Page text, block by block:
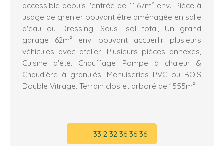
accessible depuis l'entrée de 11,67m² env., Pièce à
usage de grenier pouvant être aménagée en salle
d'eau ou Dressing. Sous- sol total, Un grand
garage 62m² env. pouvant accueillir plusieurs
véhicules avec atelier, Plusieurs pièces annexes,
Cuisine d'été. Chauffage Pompe à chaleur &
Chaudière à granulés. Menuiseries PVC ou BOIS
Double Vitrage. Terrain clos et arboré de 1555m².
+33 2 32 36 36 36